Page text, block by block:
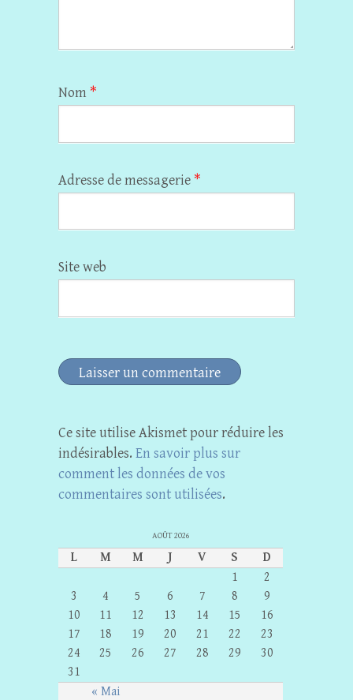
Nom *
Adresse de messagerie *
Site web
Ce site utilise Akismet pour réduire les
indésirables. En savoir plus sur
comment les données de vos
commentaires sont utilisées.
AOÛT 2026
L M M J V S D
« Mai
1
2
3
4 5 6 7 8
9
10
11 12 13 14 15
16
17
18 19 20 21 22
23
24
25 26 27 28 29
30
31